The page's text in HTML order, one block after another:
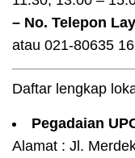
– No. Telepon
atau 021-80635
Daftar lengkap
Pegadaian
Alamat : Jl.